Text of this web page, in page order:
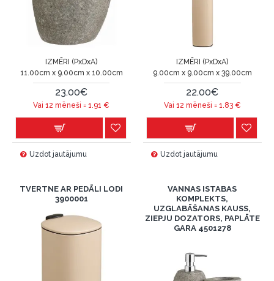
IZMĒRI (PxDxA)
11.00cm x 9.00cm x 10.00cm
23.00€
Vai 12 mēneši =1.91 €
Uzdot jautājumu
IZMĒRI (PxDxA)
9.00cm x 9.00cm x 39.00cm
22.00€
Vai 12 mēneši = 1.83€
Uzdot jautājumu
TVERTNE AR PEDĀLI LODI
3900001
VANNAS ISTABAS
KOMPLEKTS,
UZGLABĀŠANAS KAUSS,
ZIEPJU DOZATORS, PAPLĀTE
GARA 4501278